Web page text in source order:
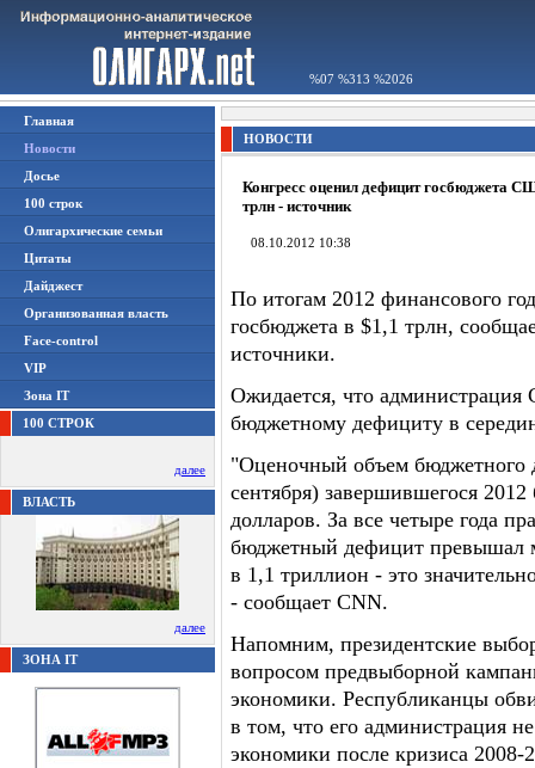
%07 %313 %2026
Главная
Новости
Досье
100 строк
Олигархические семьи
Цитаты
Дайджест
Организованная власть
Face-control
VIP
Зона IT
100 СТРОК
далее
ВЛАСТЬ
далее
ЗОНА IT
НОВОСТИ
Конгресс оценил дефицит госбюджета
трлн - источник
08.10.2012 10:38
По итогам 2012 финансового
госбюджета в $1,1 трлн,
источники.
Ожидается, что
бюджетному дефициту в
"Оценочный объем бюджетного
сентября) завершившегося
долларов. За все четыре года
бюджетный дефицит превышал
в 1,1 триллион - это
- сообщает CNN.
Напомним, президентские
вопросом предвыборной
экономики. Республиканцы
в том, что его администрация
экономики после кризиса